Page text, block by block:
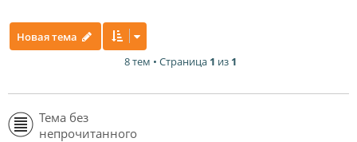
Новая тема
8 тем • Страница 1 из 1
Тема без
непрочитанного